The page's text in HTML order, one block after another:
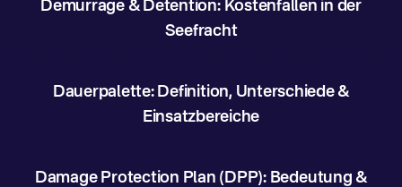
Demurrage & Detention: Kostenfallen in der
Seefracht
Dauerpalette: Definition, Unterschiede &
Einsatzbereiche
Damage Protection Plan (DPP): Bedeutung &